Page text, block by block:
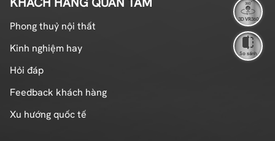
Phong thuỷ nội thất
Kinh nghiệm hay
Hỏi đáp
Feedback khách hàng
Xu hướng quốc tế
3D VR360
So sánh